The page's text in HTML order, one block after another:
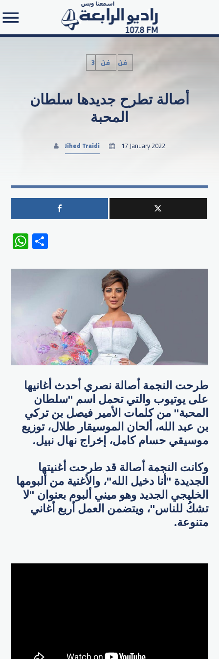
Search in the website:
3فن فن
أصالة تطرح جديدها سلطان
المحبة
Jihed Traidi 17 January 2022
WhatsApp
طرحت النجمة أصالة نصري أحدث أغانيها
على يوتيوب والتي تحمل اسم "سلطان
المحبة" من كلمات الأمير فيصل بن تركي
بن عبد الله، ألحان الموسيقار طلال، توزيع
موسيقي حسام كامل، إخراج نهال نبيل.
وكانت النجمة أصالة قد طرحت أغنيتها
الجديدة "أنا دخيل الله"، والأغنية من ألبومها
الخليجي الجديد وهو ميني ألبوم بعنوان "لا
تشكُ للناس"، ويتضمن العمل أربع أغاني
متنوعة.